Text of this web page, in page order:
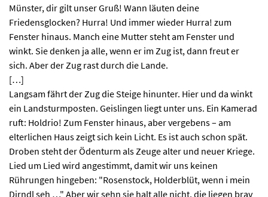
Münster, dir gilt unser Gruß! Wann läuten deine
Friedensglocken? Hurra! Und immer wieder Hurra! zum
Fenster hinaus. Manch eine Mutter steht am Fenster und
winkt. Sie denken ja alle, wenn er im Zug ist, dann freut er
sich. Aber der Zug rast durch die Lande.
[…]
Langsam fährt der Zug die Steige hinunter. Hier und da winkt
ein Landsturmposten. Geislingen liegt unter uns. Ein Kamerad
ruft: Holdrio! Zum Fenster hinaus, aber vergebens – am
elterlichen Haus zeigt sich kein Licht. Es ist auch schon spät.
Droben steht der Ödenturm als Zeuge alter und neuer Kriege.
Lied um Lied wird angestimmt, damit wir uns keinen
Rührungen hingeben: "Rosenstock, Holderblüt, wenn i mein
Dirndl seh …" Aber wir sehn sie halt alle nicht, die liegen brav